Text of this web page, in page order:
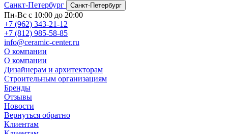
Санкт-Петербург
Санкт-Петербург
Пн-Вс с 10:00 до 20:00
+7 (962) 343-21-12
+7 (812) 985-58-85
info@ceramic-center.ru
О компании
О компании
Дизайнерам и архитекторам
Строительным организациям
Бренды
Отзывы
Новости
Вернуться обратно
Клиентам